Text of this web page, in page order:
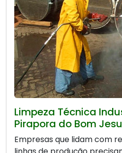
Limpeza Técnica
Pirapora do Bom
Empresas que lidam com